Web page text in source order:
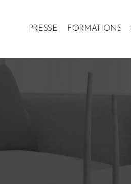
PRESSE FORMATIONS